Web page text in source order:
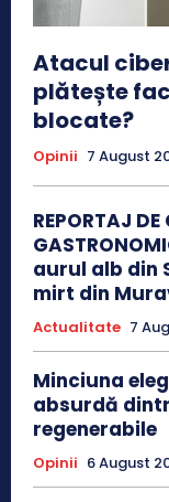
Atacul
plătește
blocate?
Opinii 7 August
REPORTAJ
aurul alb din
mirt din
Actualitate 7
Minciuna
absurdă
regenerabile
Opinii 6 August